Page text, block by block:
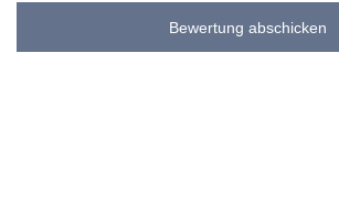
Bewertung abschicken